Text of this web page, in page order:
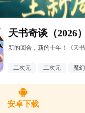
天书奇谈（2026）
二次元 二次元 魔幻
安卓下载